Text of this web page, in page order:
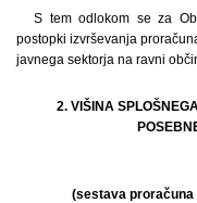
S tem odlokom se za
postopki izvrševanja
javnega sektorja na ravni
2. VIŠINA
(sestava proračuna